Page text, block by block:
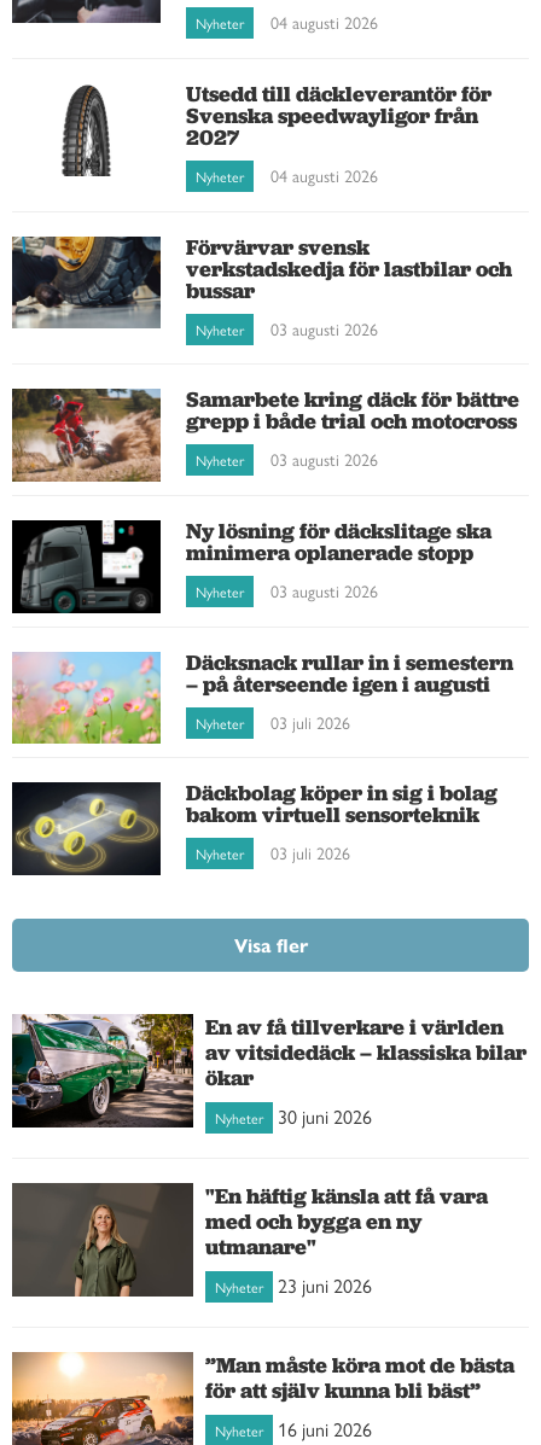
Nyheter 04 augusti 2026
Utsedd till däckleverantör för
Svenska speedwayligor från
2027
Nyheter 04 augusti 2026
Förvärvar svensk
verkstadskedja för lastbilar och
bussar
Nyheter 03 augusti 2026
Samarbete kring däck för bättre
grepp i både trial och motocross
Nyheter 03 augusti 2026
Ny lösning för däckslitage ska
minimera oplanerade stopp
Nyheter 03 augusti 2026
Däcksnack rullar in i semestern
– på återseende igen i augusti
Nyheter 03 juli 2026
Däckbolag köper in sig i bolag
bakom virtuell sensorteknik
Nyheter 03 juli 2026
Visa fler
En av få tillverkare i världen
av vitsidedäck – klassiska bilar
ökar
Nyheter 30 juni 2026
"En häftig känsla att få vara
med och bygga en ny
utmanare"
Nyheter 23 juni 2026
”Man måste köra mot de bästa
för att själv kunna bli bäst”
Nyheter 16 juni 2026